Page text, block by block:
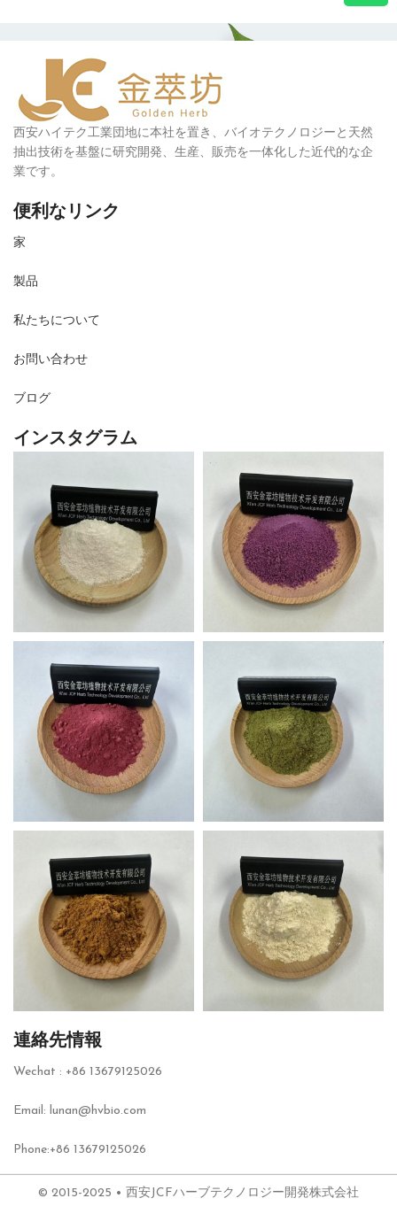
西安ハイテク工業団地に本社を置き、バイオテクノロジーと天然
抽出技術を基盤に研究開発、生産、販売を一体化した近代的な企
業です。
便利なリンク
家
製品
私たちについて
お問い合わせ
ブログ
インスタグラム
連絡先情報
Wechat : +86 13679125026
Email: lunan@hvbio.com
Phone:+86 13679125026
© 2015-2025 • 西安JCFハーブテクノロジー開発株式会社